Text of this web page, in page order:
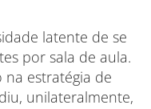
latente de se
por sala de aula.
estratégia de
unilateralmente,